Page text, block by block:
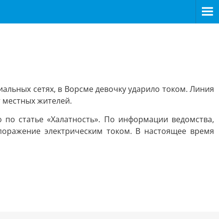
сетях, в Ворсме девочку ударило током. Линия
местных жителей.
статье «Халатность». По информации ведомства,
электрическим током. В настоящее время